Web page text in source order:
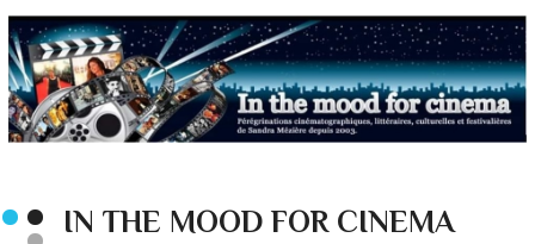
IN THE MOOD FOR CINEMA